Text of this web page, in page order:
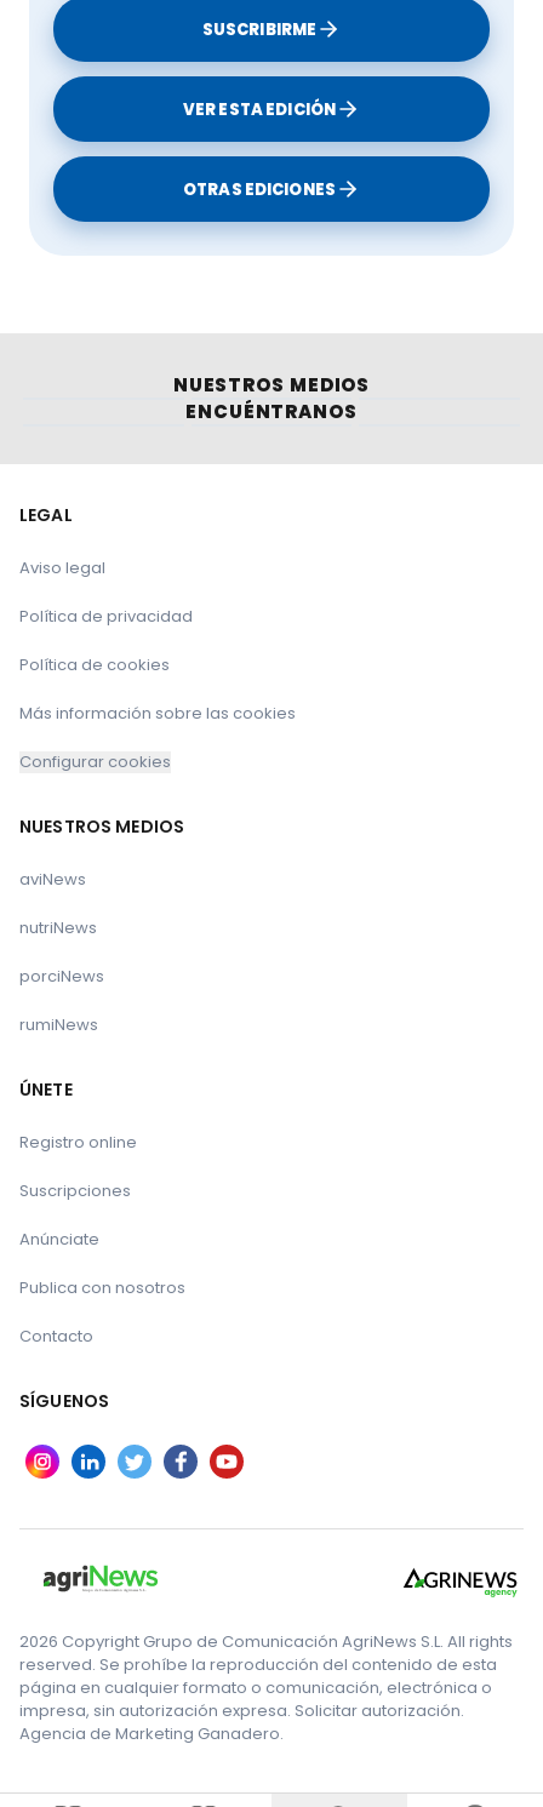
SUSCRIBIRME
VER ESTA EDICIÓN
OTRAS EDICIONES
NUESTROS MEDIOS
ENCUÉNTRANOS
LEGAL
Aviso legal
Política de privacidad
Política de cookies
Más información sobre las cookies
Configurar cookies
NUESTROS MEDIOS
aviNews
nutriNews
porciNews
rumiNews
ÚNETE
Registro online
Suscripciones
Anúnciate
Publica con nosotros
Contacto
SÍGUENOS
2026 Copyright Grupo de Comunicación AgriNews S.L. All rights
reserved. Se prohíbe la reproducción del contenido de esta
página en cualquier formato o comunicación, electrónica o
impresa, sin autorización expresa. Solicitar autorización.
Agencia de Marketing Ganadero.